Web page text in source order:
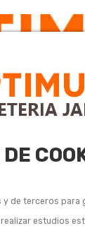
y de terceros para
estudios